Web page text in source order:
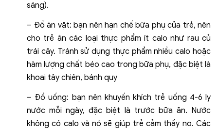
sáng).
– Đồ ăn vặt: bạn nên hạn chế bữa phụ của trẻ, nên
cho trẻ ăn các loại thực phẩm ít calo như rau củ
trái cây. Tránh sử dụng thực phẩm nhiều calo hoặc
hàm lượng chất béo cao trong bữa phụ, đặc biệt là
khoai tây chiên, bánh quy
– Đồ uống: bạn nên khuyến khích trẻ uống 4-6 ly
nước mỗi ngày, đặc biệt là trước bữa ăn. Nước
không có calo và nó sẽ giúp trẻ cảm thấy no. Các